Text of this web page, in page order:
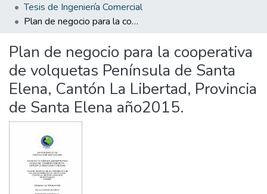
Statistics
Tesis de Ingeniería Comercial
Plan de negocio para la cooperativa de volquetas Península de Santa Elena, Cantón La Libertad, Provincia de Santa Elena año2015.
Plan de negocio para la cooperativa
de volquetas Península de Santa
Elena, Cantón La Libertad, Provincia
de Santa Elena año2015.